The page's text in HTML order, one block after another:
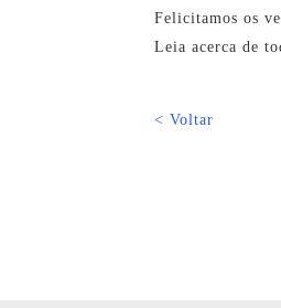
Felicitamos os
Leia acerca de
< Voltar